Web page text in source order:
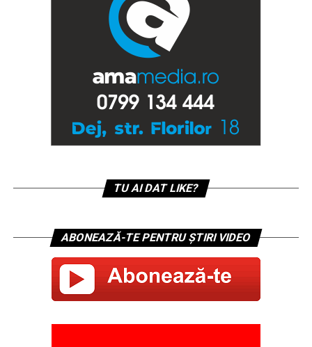
TU AI DAT LIKE?
ABONEAZĂ-TE PENTRU ȘTIRI VIDEO